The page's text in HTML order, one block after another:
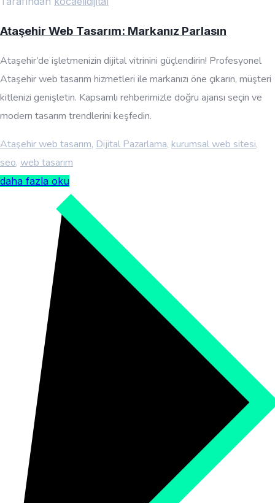
Ataşehir Web Tasarım: Markanız Parlasın
Ataşehir’de işletmenizin dijital vitrinini güçlendirin! Profesyonel
Ataşehir web tasarım hizmetleri ile markanızı öne çıkarın, müşteri
kitlenizi genişletin. Kapsamlı rehberimizle doğru ajansı seçin ve
modern tasarım trendlerini keşfedin.
Ataşehir web tasarım, Dijital Pazarlama, kurumsal web sitesi,
seo, web tasarım
daha fazla oku